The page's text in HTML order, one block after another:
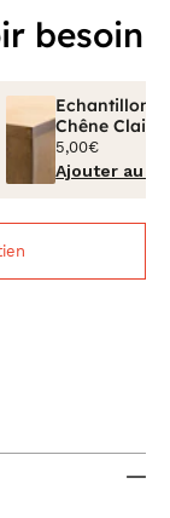
besoin
Echantillon
Chêne Clair
5,00€
Ajouter au